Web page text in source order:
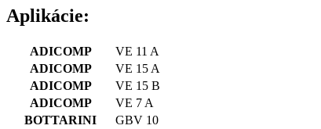
Aplikácie:
ADICOMP
VE 11 A
ADICOMP
VE 15 A
ADICOMP
VE 15 B
ADICOMP
VE 7 A
BOTTARINI
GBV 10